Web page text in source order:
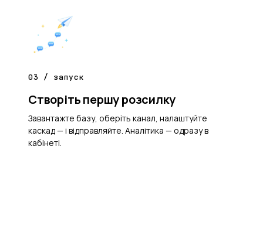
03 / запуск
Створіть першу розсилку
Завантажте базу, оберіть канал, налаштуйте
каскад — і відправляйте. Аналітика — одразу в
кабінеті.